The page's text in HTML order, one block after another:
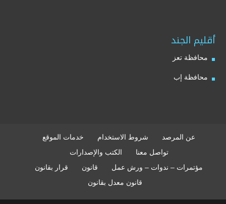
أقليم الجند
محافظة تعز
محافظة إب
عن المرصد شروط الاستخدام
خدمات الموقع
تواصل معنا
الكتب والإصدارات
مؤتمرات – ندوات – ورش عمل
قانون
قرار بقانون
قانون معدل بقانون